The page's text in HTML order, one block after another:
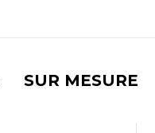
SUR MESURE